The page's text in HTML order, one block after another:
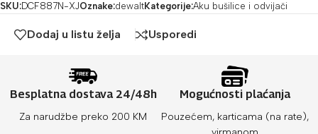
SKU:DCF887N-XJOznake:dewaltKategorije:Aku bušilice i odvijači
Dodaj u listu želja Usporedi
Besplatna dostava 24/48h
Za narudžbe preko 200 KM
Mogućnosti plaćanja
Pouzećem, karticama (na rate),